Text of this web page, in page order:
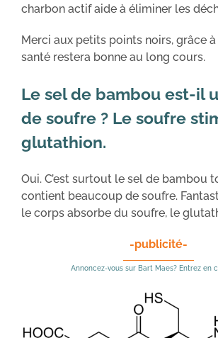
charbon actif aide à éliminer les
Merci aux petits points noirs, grâce
santé restera bonne au long cours.
Le sel de bambou est-il
de soufre ? Le soufre
glutathion.
Oui. C’est surtout le sel de bambou
contient beaucoup de soufre.
le corps absorbe du soufre, le
-publicité-
Annoncez-vous sur Bart Maes? Entrez en